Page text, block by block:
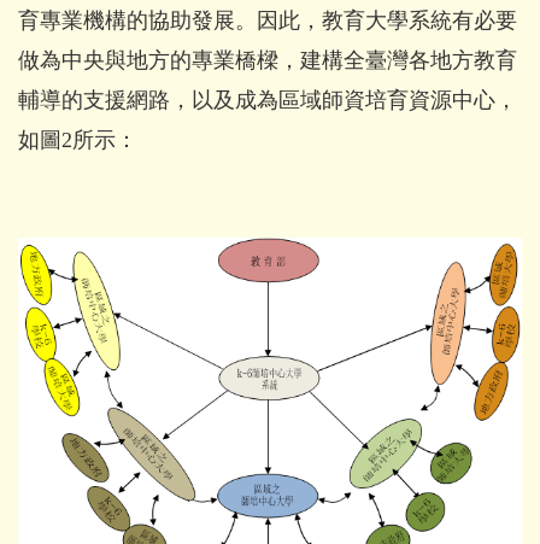
育專業機構的協助發展。因此，教育大學系統有必要
做為中央與地方的專業橋樑，建構全臺灣各地方教育
輔導的支援網路，以及成為區域師資培育資源中心，
如圖2所示：